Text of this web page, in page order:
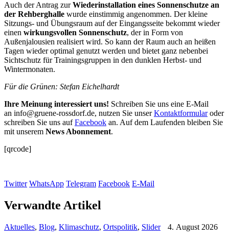
Auch der Antrag zurWiederinstallation eines Sonnenschutze an
der Rehberghalle wurde einstimmig angenommen. Der kleine
Sitzungs- und Übungsraum auf der Eingangsseite bekommt wieder
einen wirkungsvollen Sonnenschutz, der in Form von
Außenjalousien realisiert wird. So kann der Raum auch an heißen
Tagen wieder optimal genutzt werden und bietet ganz nebenbei
Sichtschutz für Trainingsgruppen in den dunklen Herbst- und
Wintermonaten.
Für die Grünen: Stefan Eichelhardt
Ihre Meinung interessiert uns! Schreiben Sie uns eine E-Mail
an info@gruene-rossdorf.de, nutzen Sie unserKontaktformularoder
schreiben Sie uns aufFacebook an. Auf dem Laufenden bleiben Sie
mit unserem News Abonnement.
[qrcode]
Twitter WhatsApp Telegram Facebook E-Mail
Verwandte Artikel
Aktuelles, Blog, Klimaschutz, Ortspolitik, Slider 4. August 2026